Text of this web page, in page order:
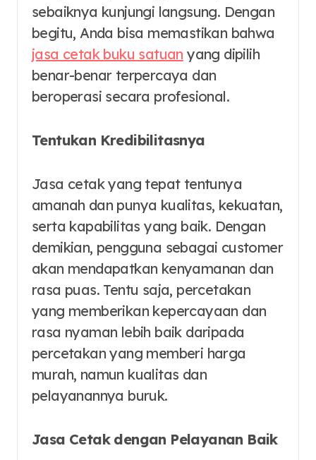
sebaiknya kunjungi langsung. Dengan
begitu, Anda bisa memastikan bahwa
jasa cetak buku satuan yang dipilih
benar-benar terpercaya dan
beroperasi secara profesional.
Tentukan Kredibilitasnya
Jasa cetak yang tepat tentunya
amanah dan punya kualitas, kekuatan,
serta kapabilitas yang baik. Dengan
demikian, pengguna sebagai customer
akan mendapatkan kenyamanan dan
rasa puas. Tentu saja, percetakan
yang memberikan kepercayaan dan
rasa nyaman lebih baik daripada
percetakan yang memberi harga
murah, namun kualitas dan
pelayanannya buruk.
Jasa Cetak dengan Pelayanan Baik